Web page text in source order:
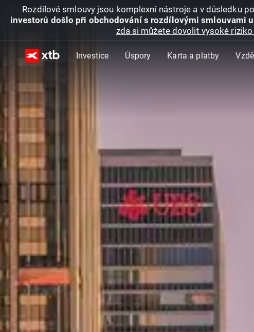
Rozdílové smlouvy jsou komplexní nástroje a v důsledku
investorů došlo při obchodování s rozdílovými smlouvami
zda si můžete dovolit vysoké
Investice Úspory Karta a platby